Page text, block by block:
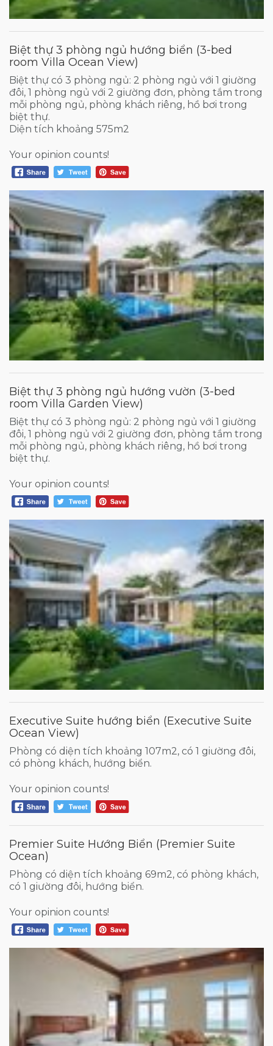
Biệt thự 3 phòng ngủ hướng biển (3-bed
room Villa Ocean View)
Biệt thự có 3 phòng ngủ: 2 phòng ngủ với 1 giường
đôi, 1 phòng ngủ với 2 giường đơn, phòng tắm trong
mỗi phòng ngủ, phòng khách riêng, hồ bơi trong
biệt thự.
Diện tích khoảng 575m2
Your opinion counts!
Biệt thự 3 phòng ngủ hướng vườn (3-bed
room Villa Garden View)
Biệt thự có 3 phòng ngủ: 2 phòng ngủ với 1 giường
đôi, 1 phòng ngủ với 2 giường đơn, phòng tắm trong
mỗi phòng ngủ, phòng khách riêng, hồ bơi trong
biệt thự.
Your opinion counts!
Executive Suite hướng biển (Executive Suite
Ocean View)
Phòng có diện tích khoảng 107m2, có 1 giường đôi,
có phòng khách, hướng biển.
Your opinion counts!
Premier Suite Hướng Biển (Premier Suite
Ocean)
Phòng có diện tích khoảng 69m2, có phòng khách,
có 1 giường đôi, hướng biển.
Your opinion counts!